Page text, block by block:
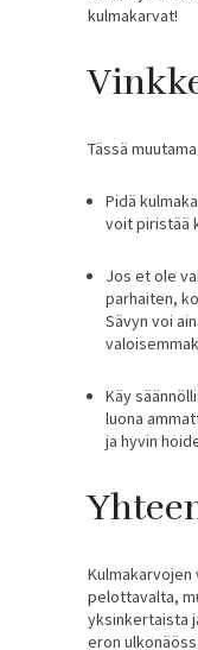
kulmakarvat!
Tässä
Pidä
voit piristää
Jos et ole
parhaiten,
Sävyn voi
Käy
luona
ja hyvin
Kulmakarvojen
pelottavalta,
yksinkertaista
eron